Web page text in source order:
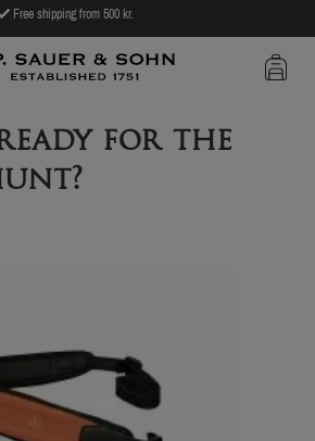
Free shipping from 500 kr.
for the